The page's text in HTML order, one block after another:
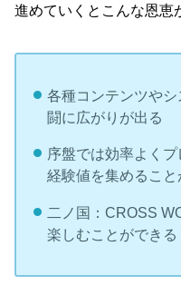
進めていくとこんな恩恵
各種コンテンツや
闘に広がりが出る
序盤では効率よく
経験値を集めること
二ノ国：CROSS
楽しむことができる